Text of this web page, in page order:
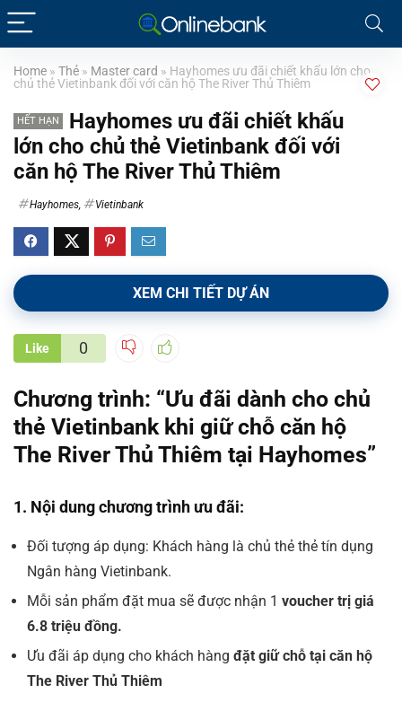
Home » Thẻ » Master card » Hayhomes ưu đãi chiết khấu lớn cho
chủ thẻ Vietinbank đối với căn hộ The River Thủ Thiêm
HẾT HẠN
Hayhomes ưu đãi chiết khấu
lớn cho chủ thẻ Vietinbank đối với
căn hộ The River Thủ Thiêm
Hayhomes, Vietinbank
XEM CHI TIẾT DỰ ÁN
Like 0
Chương trình: “Ưu đãi dành cho chủ
thẻ Vietinbank khi giữ chỗ căn hộ
The River Thủ Thiêm tại Hayhomes”
1. Nội dung chương trình ưu đãi:
Đối tượng áp dụng: Khách hàng là chủ thẻ thẻ tín dụng
Ngân hàng Vietinbank.
Mỗi sản phẩm đặt mua sẽ được nhận 1 voucher trị giá
6.8 triệu đồng.
Ưu đãi áp dụng cho khách hàng đặt giữ chỗ tại căn hộ
The River Thủ Thiêm